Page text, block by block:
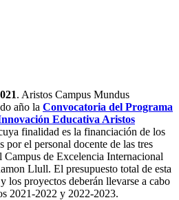
. Aristos Campus Mundus
año la Convocatoria del Programa
Educativa Aristos
finalidad es la financiación de los
por el personal docente de las tres
Campus de Excelencia Internacional
Llull. El presupuesto total de esta
los proyectos deberán llevarse a cabo
2021-2022 y 2022-2023.